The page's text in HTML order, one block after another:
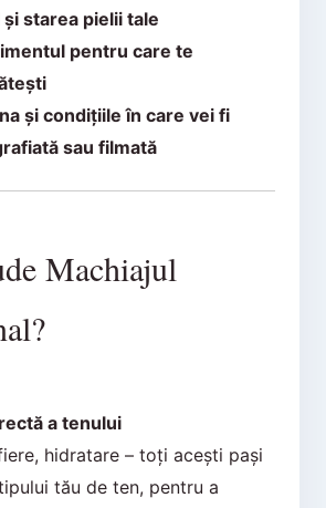
starea pielii tale
pentru care te
și condițiile în care vei fi
sau filmată
Machiajul
a tenului
hidratare – toți acești pași
tău de ten, pentru a